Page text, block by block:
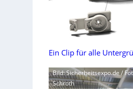
Ein Clip für alle
Bild: Sicherheitsexpo.de /
Schroth